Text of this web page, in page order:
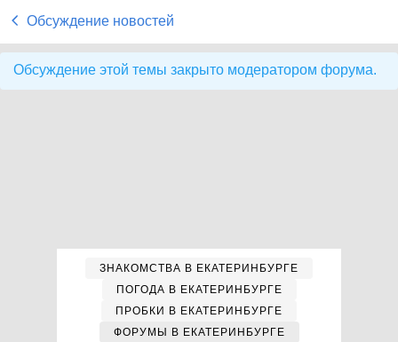
Обсуждение новостей
Обсуждение этой темы закрыто модератором форума.
ЗНАКОМСТВА В ЕКАТЕРИНБУРГЕ
ПОГОДА В ЕКАТЕРИНБУРГЕ
ПРОБКИ В ЕКАТЕРИНБУРГЕ
ФОРУМЫ В ЕКАТЕРИНБУРГЕ